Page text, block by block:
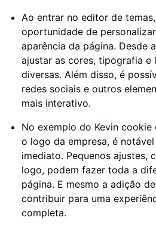
Ao entrar no editor de
oportunidade de
aparência da página. Desde
ajustar as cores, tipografia e
diversas. Além disso, é
redes sociais e outros
mais interativo.
No exemplo do Kevin
o logo da empresa, é
imediato. Pequenos ajustes,
logo, podem fazer toda a
página. E mesmo a adição
contribuir para uma
completa.